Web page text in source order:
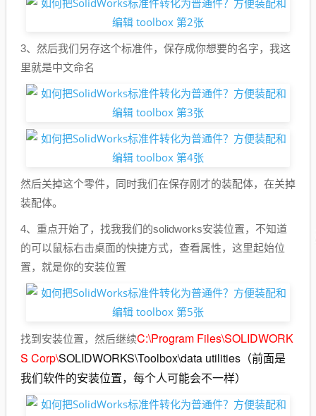
3、然后我们另存这个标准件，保存成你想要的名字，我这
里就是中文命名
然后关掉这个零件，同时我们在保存刚才的装配体，在关掉
装配体。
4、重点开始了，找我我们的solidworks安装位置，不知道
的可以鼠标右击桌面的快捷方式，查看属性，这里起始位
置，就是你的安装位置
找到安装位置，然后继续C:\Program Files\SOLIDWORK
S Corp\SOLIDWORKS\Toolbox\data utilities（前面是
我们软件的安装位置，每个人可能会不一样）